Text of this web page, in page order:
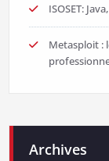
ISOSET:
Metasploit :
Archives